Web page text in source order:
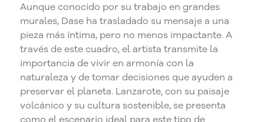
Aunque conocido por su trabajo en grandes
murales, Dase ha trasladado su mensaje a una
pieza más íntima, pero no menos impactante. A
través de este cuadro, el artista transmite la
importancia de vivir en armonía con la
naturaleza y de tomar decisiones que ayuden a
preservar el planeta. Lanzarote, con su paisaje
volcánico y su cultura sostenible, se presenta